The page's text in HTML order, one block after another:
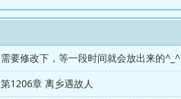
需要修改下，等一段时间就会放出来的^_^
第1206章 离乡遇故人